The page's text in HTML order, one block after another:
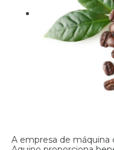
A empresa de máquina